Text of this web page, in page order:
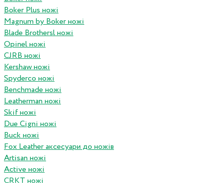
Boker Plus ножі
Magnum by Boker ножі
Blade Brothersl ножі
Opinel ножі
CJRB ножі
Kershaw ножі
Spyderco ножі
Benchmade ножі
Leatherman ножі
Skif ножі
Due Cigni ножі
Buck ножі
Fox Leather аксесуари до ножів
Artisan ножі
Active ножі